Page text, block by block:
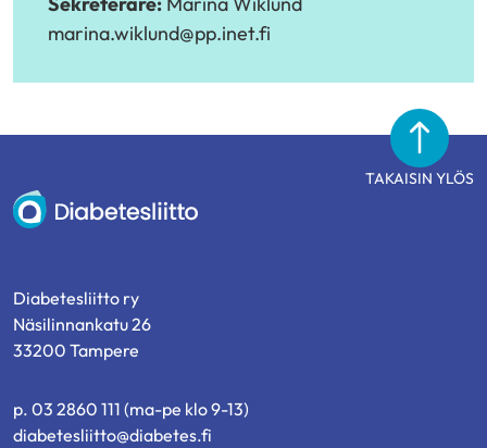
marina.wiklund@pp.inet.fi
TAKAISIN YLÖS
Diabetesliitto
Diabetesliitto ry
Näsilinnankatu 26
33200 Tampere
p. 03 2860 111 (ma-pe klo 9-13)
diabetesliitto@diabetes.fi